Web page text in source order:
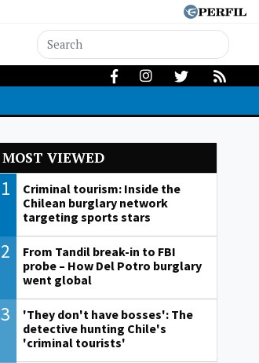
MOST VIEWED
1
Criminal tourism: Inside the
Chilean burglary network
targeting sports stars
2
From Tandil break-in to FBI
probe – How Del Potro burglary
went global
3
'They don't have bosses': The
detective hunting Chile's
'criminal tourists'